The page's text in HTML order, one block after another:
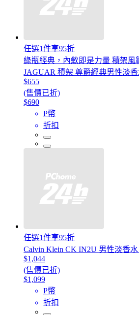
任選1件享95折
綠瓶經典，內斂即是力量 積架風
JAGUAR 積架 尊爵經典男性淡香
$655
(售價已折)
$690
P幣
折扣
任選1件享95折
Calvin Klein CK IN2U 男性淡香水
$1,044
(售價已折)
$1,099
P幣
折扣